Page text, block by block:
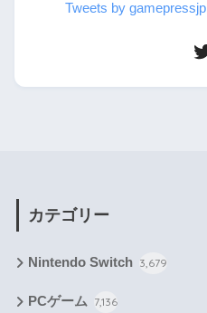
Tweets by gamepressjp
カテゴリー
Nintendo Switch 3,679
PCゲーム 7,136